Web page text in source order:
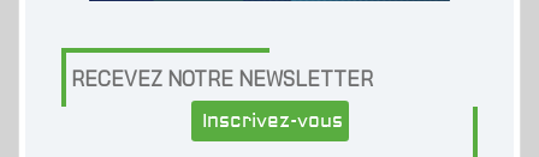
RECEVEZ NOTRE NEWSLETTER
Inscrivez-vous